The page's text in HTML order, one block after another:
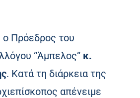
Πρόεδρος του
“Άμπελος” κ.
. Κατά τη διάρκεια της
απένειμε